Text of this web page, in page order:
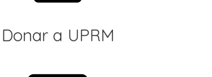
Donar a UPRM